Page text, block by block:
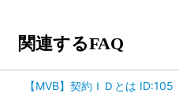
関連するFAQ
【MVB】契約ＩＤとは ID:105